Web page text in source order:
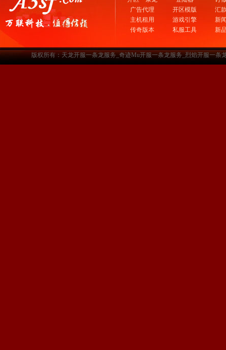
广告代理
主机租用
传奇版本
开区模版
游戏引擎
私服工具
汇
新
新
版权所有：天龙开服一条龙服务_奇迹Mu开服一条龙服务_烈焰开服一条